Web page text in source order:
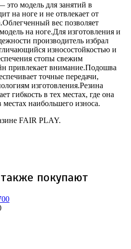
модель для занятий в
на ноге и не отвлекает от
вес позволяет
на ноге.Для изготовления и
производитель избрал
износостойкостью и
стопы свежим
привлекает внимание.Подошва
точные передачи,
изготовления.Резина
гибкость в тех местах, где она
наибольшего износа.
FAIR PLAY.
покупают